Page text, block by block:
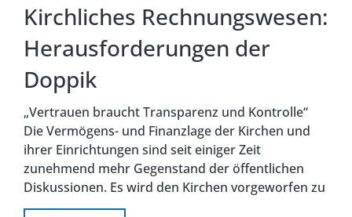
Kirchliches Rechnungswesen:
Herausforderungen der
Doppik
„Vertrauen braucht Transparenz und Kontrolle“
Die Vermögens- und Finanzlage der Kirchen und
ihrer Einrichtungen sind seit einiger Zeit
zunehmend mehr Gegenstand der öffentlichen
Diskussionen. Es wird den Kirchen vorgeworfen zu